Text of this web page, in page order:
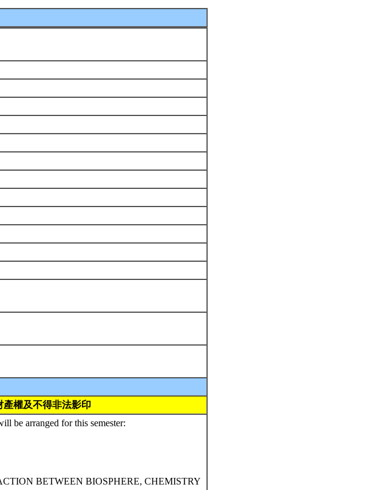
產權及不得非法影印
be arranged for this semester:
BETWEEN BIOSPHERE, CHEMISTRY